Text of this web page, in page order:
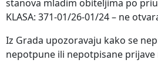
stanova mladim obiteljima po
KLASA: 371-01/26-01/24 – ne
Iz Grada upozoravaju kako se
nepotpune ili nepotpisane